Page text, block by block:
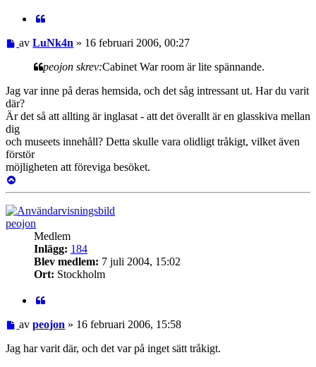
Inlägg
avLuNk4n » 16 februari 2006, 00:27
peojon skrev:Cabinet War room är lite spännande.
Jag var inne på deras hemsida, och det såg intressant ut. Har du varit
där?
Är det så att allting är inglasat - att det överallt är en glasskiva mellan
dig
och museets innehåll? Detta skulle vara olidligt tråkigt, vilket även
förstör
möjligheten att föreviga besöket.
peojon
Medlem
Inlägg: 184
Blev medlem: 7 juli 2004, 15:02
Ort: Stockholm
Inlägg
avpeojon » 16 februari 2006, 15:58
Jag har varit där, och det var på inget sätt tråkigt.